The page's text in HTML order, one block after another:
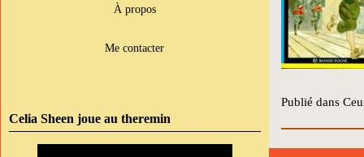
À propos
Me contacter
Celia Sheen joue au theremin
Publié dans